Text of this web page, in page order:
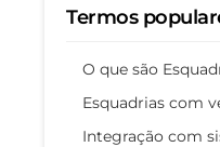
Termos
O que são
Esquadrias com
Integração com